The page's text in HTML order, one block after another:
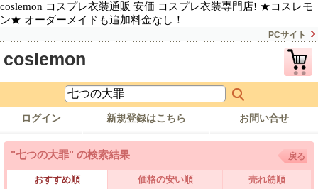
coslemon コスプレ衣装通販 安価 コスプレ衣装専門店! ★コスレモ
ン★ オーダーメイドも追加料金なし！
PCサイト
coslemon
ログイン 新規登録はこちら お問い合せ
"七つの大罪" の検索結果 戻る
おすすめ順 価格の安い順 売れ筋順